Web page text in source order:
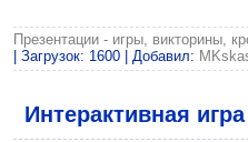
Презентации - игры, викторины,
| Загрузок: 1600 | Добавил:
Интерактивная